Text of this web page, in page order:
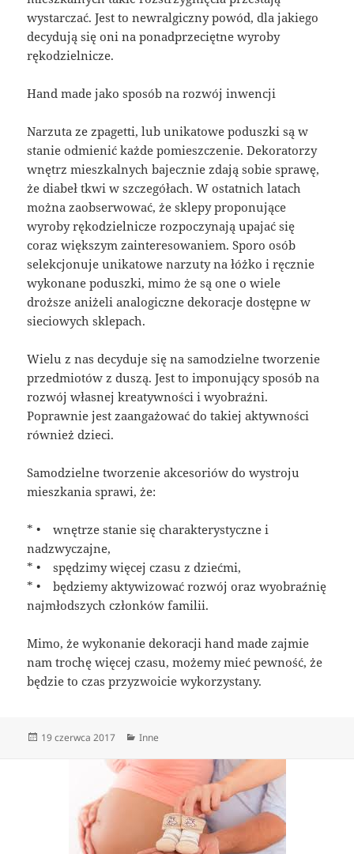
wystarczać. Jest to newralgiczny powód, dla jakiego
decydują się oni na ponadprzeciętne wyroby
rękodzielnicze.
Hand made jako sposób na rozwój inwencji
Narzuta ze zpagetti, lub unikatowe poduszki są w
stanie odmienić każde pomieszczenie. Dekoratorzy
wnętrz mieszkalnych bajecznie zdają sobie sprawę,
że diabeł tkwi w szczegółach. W ostatnich latach
można zaobserwować, że sklepy proponujące
wyroby rękodzielnicze rozpoczynają upajać się
coraz większym zainteresowaniem. Sporo osób
selekcjonuje unikatowe narzuty na łóżko i ręcznie
wykonane poduszki, mimo że są one o wiele
droższe aniżeli analogiczne dekoracje dostępne w
sieciowych sklepach.
Wielu z nas decyduje się na samodzielne tworzenie
przedmiotów z duszą. Jest to imponujący sposób na
rozwój własnej kreatywności i wyobraźni.
Poprawnie jest zaangażować do takiej aktywności
również dzieci.
Samodzielne tworzenie akcesoriów do wystroju
mieszkania sprawi, że:
* • wnętrze stanie się charakterystyczne i
nadzwyczajne,
* • spędzimy więcej czasu z dziećmi,
* • będziemy aktywizować rozwój oraz wyobraźnię
najmłodszych członków familii.
Mimo, że wykonanie dekoracji hand made zajmie
nam trochę więcej czasu, możemy mieć pewność, że
będzie to czas przyzwoicie wykorzystany.
Data
19 czerwca 2017 Kategorie
Inne